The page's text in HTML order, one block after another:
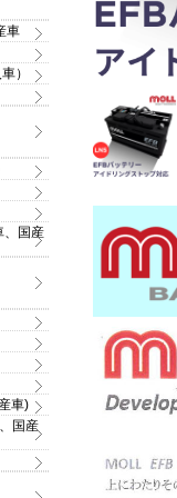
車
）
、国産
車)
国産